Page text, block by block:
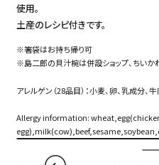
使用。
土産のレシピ付きです。
※箸袋はお持ち帰り可
※島二郎の貝汁椀は併設ショップ、ちいか
アレルゲン（28品目）：小麦、卵、乳成分、
Allergy information: